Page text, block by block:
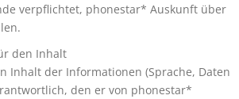
verpflichtet, phonestar* Auskunft über
den Inhalt
Inhalt der Informationen (Sprache, Daten
den er von phonestar*